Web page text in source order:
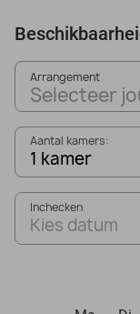
Arrangement
Selecteer
Aantal kamers:
1 kamer
Inchecken
Kies datum